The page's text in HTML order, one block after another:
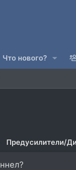
Что нового?